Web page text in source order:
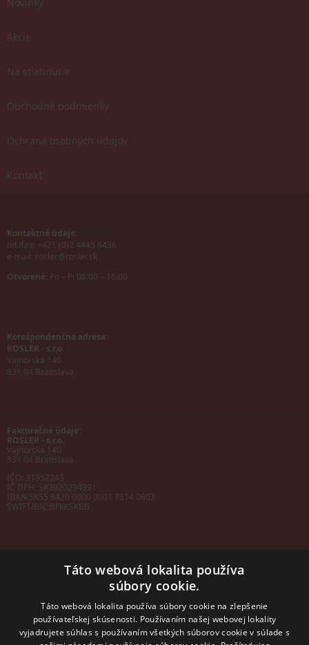
Akcie
Na stiahnutie
Obchodné podmienky
Ochrana osobných údajov
Kontakt
Kontaktné údaje:
tel./fax: +421 (0)2 4445 6436
e-mail: rosler@rosler.sk
Otvorené: Po – Pi 08:00 – 16:00
Korešpondenčná adresa:
ROSLER - s.r.o.
Vajnorská 140
831 04 Bratislava
Fakturačné údaje:
ROSLER - s.r.o.
Vajnorská 140
831 04 Bratislava
IČO: 31352243
IČ DPH: SK2020294991
IBAN:SK55 8420 0000 0001 7514 0603
SWIFT/BIC:BFKKSKBB
sales@rosler.sk
Regionálni zástupcovia
Západ a stred:
Táto webová lokalita používa
súbory cookie.
Táto webová lokalita používa súbory cookie na zlepšenie
používateľskej skúsenosti. Používaním našej webovej lokality
vyjadrujete súhlas s používaním všetkých súborov cookie v súlade s